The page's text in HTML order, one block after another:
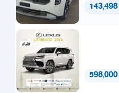
143,498
598,000